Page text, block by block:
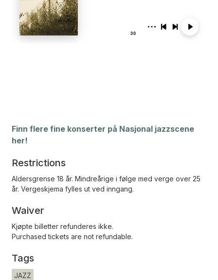
Finn flere fine konserter på Nasjonal jazzscene
her!
Restrictions
Aldersgrense 18 år. Mindreårige i følge med verge over 25
år. Vergeskjema fylles ut ved inngang.
Waiver
Kjøpte billetter refunderes ikke.
Purchased tickets are not refundable.
Tags
JAZZ